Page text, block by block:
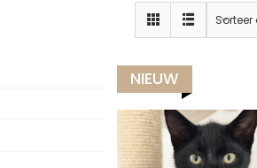
Sorteer
NIEUW